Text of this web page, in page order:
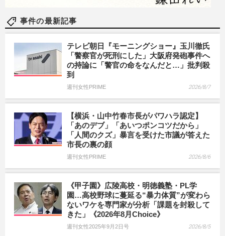
事件の最新記事
テレビ朝日『モーニングショー』玉川徹氏
「警察官が死刑にした」大阪府発砲事件へ
の持論に「警官の命をなんだと…」批判殺
到
週刊女性PRIME 2026/8/7
【横浜・山中竹春市長がパワハラ認定】
「あのデブ」「あいつポンコツだから」
「人間のクズ」暴言を受けた市議が答えた
市長の裏の顔
週刊女性PRIME 2026/8/6
《甲子園》広陵高校・明徳義塾・PL学
園…高校野球に蔓延る“暴力体質”が変わら
ないワケを専門家が分析「課題を封殺して
きた」《2026年8月Choice》
週刊女性2025年9月2日号 2026/8/5